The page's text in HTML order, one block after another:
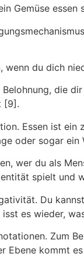
Gemüse
du dich
die
[9].
Essen ist
oder sogar ein
wer du als
spielt und
Du
es wieder,
Zum
kommt